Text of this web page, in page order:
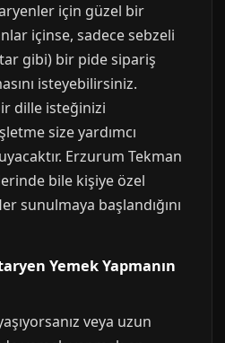
için güzel bir
içinse, sadece sebzeli
gibi) bir pide sipariş
isteyebilirsiniz.
dille isteğinizi
size yardımcı
Erzurum Tekman
bile kişiye özel
sunulmaya başlandığını
Yemek Yapmanın
veya uzun